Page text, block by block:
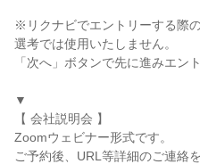
※リクナビでエントリーする際
選考では使用いたしません。
「次へ」ボタンで先に進みエン
▼
【 会社説明会 】
Zoomウェビナー形式です。
ご予約後、URL等詳細のご連絡